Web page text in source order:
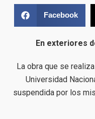
Facebook
En exteriores
La obra que se
Universidad
suspendida por los